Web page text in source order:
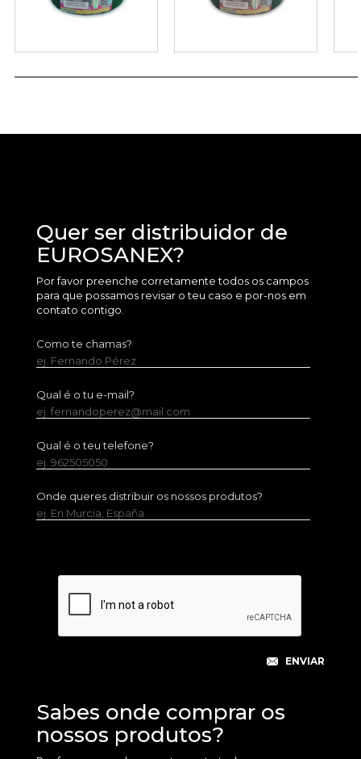
Quer ser distribuidor de
EUROSANEX?
Por favor preenche corretamente todos os campos
para que possamos revisar o teu caso e por-nos em
contato contigo.
Como te chamas?
ej. Fernando Pérez
Qual é o tu e-mail?
ej. fernandoperez@mail.com
Qual é o teu telefone?
ej. 962505050
Onde queres distribuir os nossos produtos?
ej. En Murcia, España
Sabes onde comprar os
nossos produtos?